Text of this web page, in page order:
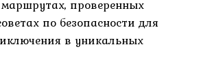
проверенных
по безопасности для
в уникальных